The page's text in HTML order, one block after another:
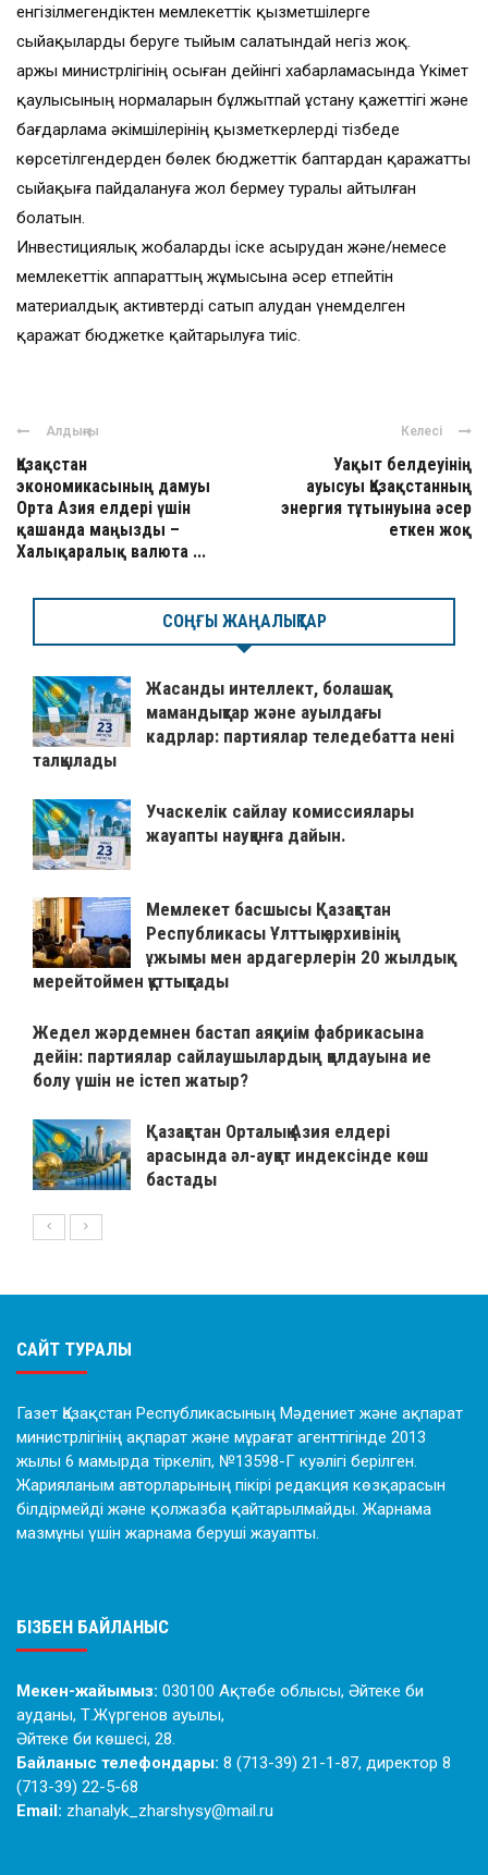
енгізілмегендіктен мемлекеттік қызметшілерге
сыйақыларды беруге тыйым салатындай негіз жоқ.
Қаржы министрлігінің осыған дейінгі хабарламасында Үкімет
қаулысының нормаларын бұлжытпай ұстану қажеттігі және
бағдарлама әкімшілерінің қызметкерлерді тізбеде
көрсетілгендерден бөлек бюджеттік баптардан қаражатты
сыйақыға пайдалануға жол бермеу туралы айтылған
болатын.
Инвестициялық жобаларды іске асырудан және/немесе
мемлекеттік аппараттың жұмысына әсер етпейтін
материалдық активтерді сатып алудан үнемделген
қаражат бюджетке қайтарылуға тиіс.
Алдыңғы
Қазақстан
экономикасының дамуы
Орта Азия елдері үшін
қашанда маңызды –
Халықаралық валюта ...
Келесі
Уақыт белдеуінің
ауысуы Қазақстанның
энергия тұтынуына әсер
еткен жоқ
СОҢҒЫ ЖАҢАЛЫҚТАР
Жасанды интеллект, болашақ
мамандықтар және ауылдағы
кадрлар: партиялар теледебатта нені
талқылады
Учаскелік сайлау комиссиялары
жауапты науқанға дайын.
Мемлекет басшысы Қазақстан
Республикасы Ұлттық архивінің
ұжымы мен ардагерлерін 20 жылдық
мерейтоймен құттықтады
Жедел жәрдемнен бастап аяқкиім фабрикасына
дейін: партиялар сайлаушылардың қолдауына ие
болу үшін не істеп жатыр?
Қазақстан Орталық Азия елдері
арасында әл-ауқат индексінде көш
бастады
САЙТ ТУРАЛЫ
Газет Қазақстан Республикасының Мәдениет және ақпарат
министрлігінің ақпарат және мұрағат агенттігінде 2013
жылы 6 мамырда тіркеліп, №13598-Г куәлігі берілген.
Жарияланым авторларының пікірі редакция көзқарасын
білдірмейді және қолжазба қайтарылмайды. Жарнама
мазмұны үшін жарнама беруші жауапты.
БІЗБЕН БАЙЛАНЫС
Мекен-жайымыз: 030100 Ақтөбе облысы, Әйтеке би
ауданы, Т.Жүргенов ауылы,
Әйтеке би көшесі, 28.
Байланыс телефондары: 8 (713-39) 21-1-87, директор 8
(713-39) 22-5-68
Email: zhanalyk_zharshysy@mail.ru